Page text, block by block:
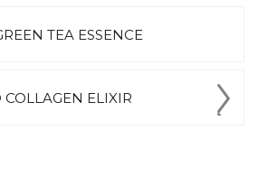
TEA ESSENCE
COLLAGEN ELIXIR